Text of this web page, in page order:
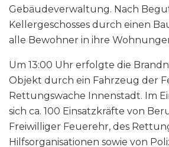
Gebäudeverwaltung. Nach
Kellergeschosses durch einen
alle Bewohner in ihre
Um 13:00 Uhr erfolgte die
Objekt durch ein Fahrzeug der
Rettungswache Innenstadt. Im
sich ca. 100 Einsatzkräfte von
Freiwilliger Feuerehr, des
Hilfsorganisationen sowie von